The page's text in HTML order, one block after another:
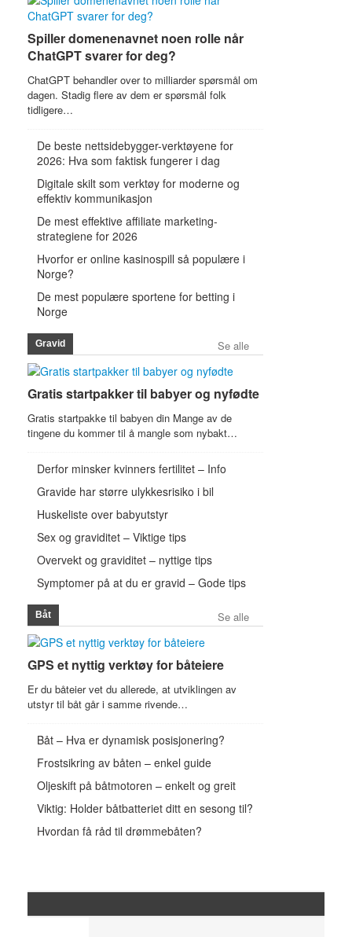
Spiller domenenavnet noen rolle når
ChatGPT svarer for deg?
ChatGPT behandler over to milliarder spørsmål om
dagen. Stadig flere av dem er spørsmål folk
tidligere…
De beste nettsidebygger-verktøyene for
2026: Hva som faktisk fungerer i dag
Digitale skilt som verktøy for moderne og
effektiv kommunikasjon
De mest effektive affiliate marketing-
strategiene for 2026
Hvorfor er online kasinospill så populære i
Norge?
De mest populære sportene for betting i
Norge
Gravid Se alle
Gratis startpakker til babyer og nyfødte
Gratis startpakke til babyen din Mange av de
tingene du kommer til å mangle som nybakt…
Derfor minsker kvinners fertilitet – Info
Gravide har større ulykkesrisiko i bil
Huskeliste over babyutstyr
Sex og graviditet – Viktige tips
Overvekt og graviditet – nyttige tips
Symptomer på at du er gravid – Gode tips
Båt Se alle
GPS et nyttig verktøy for båteiere
Er du båteier vet du allerede, at utviklingen av
utstyr til båt går i samme rivende…
Båt – Hva er dynamisk posisjonering?
Frostsikring av båten – enkel guide
Oljeskift på båtmotoren – enkelt og greit
Viktig: Holder båtbatteriet ditt en sesong til?
Hvordan få råd til drømmebåten?